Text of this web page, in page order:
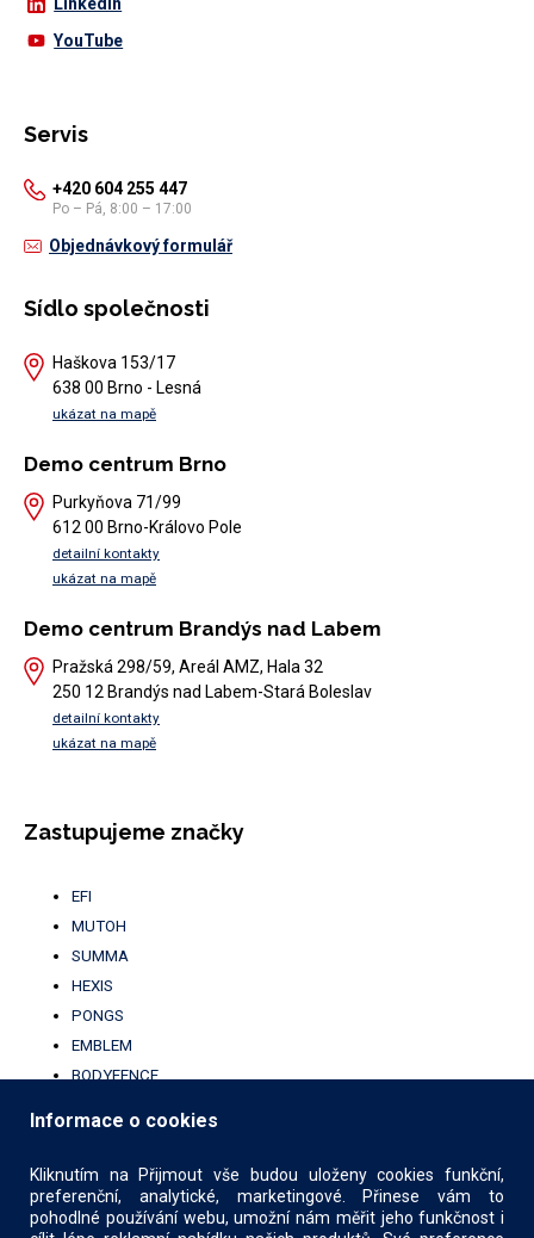
LinkedIn
YouTube
Servis
+420 604 255 447
Po – Pá, 8:00 – 17:00
Objednávkový formulář
Sídlo společnosti
Haškova 153/17
638 00 Brno - Lesná
ukázat na mapě
Demo centrum Brno
Purkyňova 71/99
612 00 Brno-Královo Pole
detailní kontakty
ukázat na mapě
Demo centrum Brandýs nad Labem
Pražská 298/59, Areál AMZ, Hala 32
250 12 Brandýs nad Labem-Stará Boleslav
detailní kontakty
ukázat na mapě
Zastupujeme značky
EFI
MUTOH
SUMMA
HEXIS
PONGS
EMBLEM
BODYFENCE
KALA
Informace o cookies
Kliknutím na Přijmout vše budou uloženy cookies funkční,
preferenční, analytické, marketingové. Přinese vám to
pohodlné používání webu, umožní nám měřit jeho funkčnost i